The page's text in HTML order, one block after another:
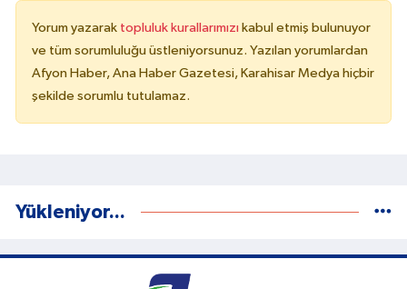
Yorum yazarak topluluk kurallarımızı kabul etmiş bulunuyor
ve tüm sorumluluğu üstleniyorsunuz. Yazılan yorumlardan
Afyon Haber, Ana Haber Gazetesi, Karahisar Medya hiçbir
şekilde sorumlu tutulamaz.
Yükleniyor...